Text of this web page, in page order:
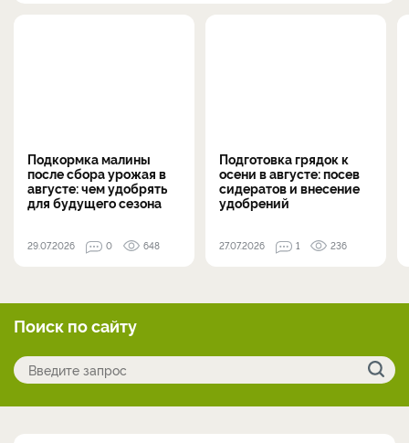
Подкормка малины
после сбора урожая в
августе: чем удобрять
для будущего сезона
29.07.2026 0 648
Подготовка грядок к
осени в августе: посев
сидератов и внесение
удобрений
27.07.2026 1 236
Поиск по сайту